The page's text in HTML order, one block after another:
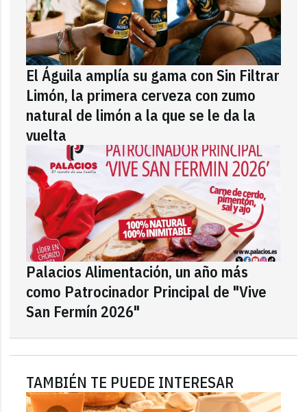
El Águila amplía su gama con Sin Filtrar
Limón, la primera cerveza con zumo
natural de limón a la que se le da la
vuelta
Palacios Alimentación, un año más
como Patrocinador Principal de "Vive
San Fermín 2026"
TAMBIÉN TE PUEDE INTERESAR